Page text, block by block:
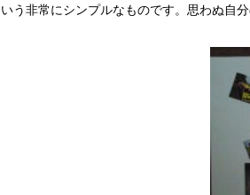
いう非常にシンプルなものです。思わぬ自